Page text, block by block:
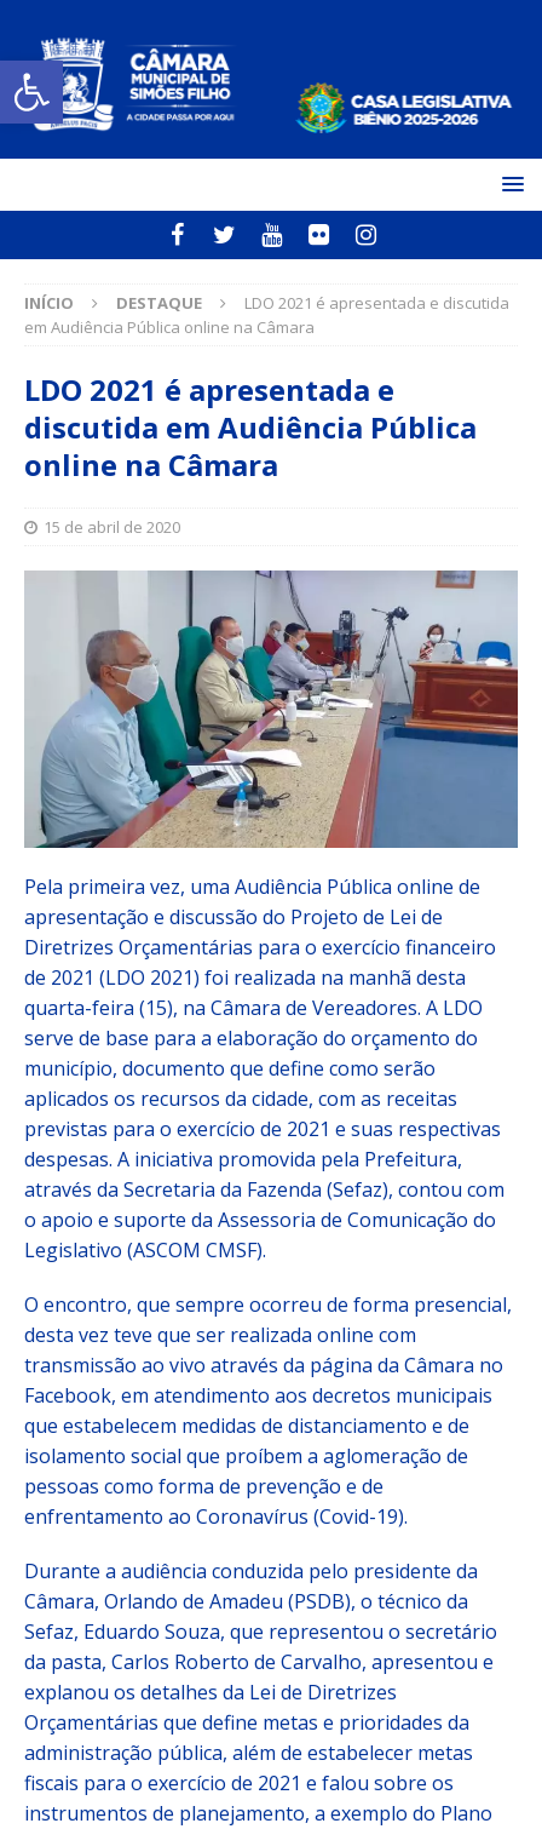
Open toolbar
INÍCIO DESTAQUE
LDO 2021 é apresentada e discutida
em Audiência Pública online na Câmara
LDO 2021 é apresentada e
discutida em Audiência Pública
online na Câmara
15 de abril de 2020
Pela primeira vez, uma Audiência Pública online de
apresentação e discussão do Projeto de Lei de
Diretrizes Orçamentárias para o exercício financeiro
de 2021 (LDO 2021) foi realizada na manhã desta
quarta-feira (15), na Câmara de Vereadores. A LDO
serve de base para a elaboração do orçamento do
município, documento que define como serão
aplicados os recursos da cidade, com as receitas
previstas para o exercício de 2021 e suas respectivas
despesas. A iniciativa promovida pela Prefeitura,
através da Secretaria da Fazenda (Sefaz), contou com
o apoio e suporte da Assessoria de Comunicação do
Legislativo (ASCOM CMSF).
O encontro, que sempre ocorreu de forma presencial,
desta vez teve que ser realizada online com
transmissão ao vivo através da página da Câmara no
Facebook, em atendimento aos decretos municipais
que estabelecem medidas de distanciamento e de
isolamento social que proíbem a aglomeração de
pessoas como forma de prevenção e de
enfrentamento ao Coronavírus (Covid-19).
Durante a audiência conduzida pelo presidente da
Câmara, Orlando de Amadeu (PSDB), o técnico da
Sefaz, Eduardo Souza, que representou o secretário
da pasta, Carlos Roberto de Carvalho, apresentou e
explanou os detalhes da Lei de Diretrizes
Orçamentárias que define metas e prioridades da
administração pública, além de estabelecer metas
fiscais para o exercício de 2021 e falou sobre os
instrumentos de planejamento, a exemplo do Plano